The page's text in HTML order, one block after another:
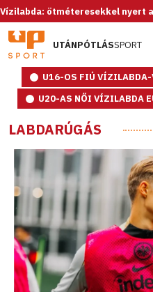
ötméteresekkel nyert a
UTÁNPÓTLÁSSPORT
U16-OS FIÚ
U20-AS NŐI VÍZILABDA
LABDARÚGÁS